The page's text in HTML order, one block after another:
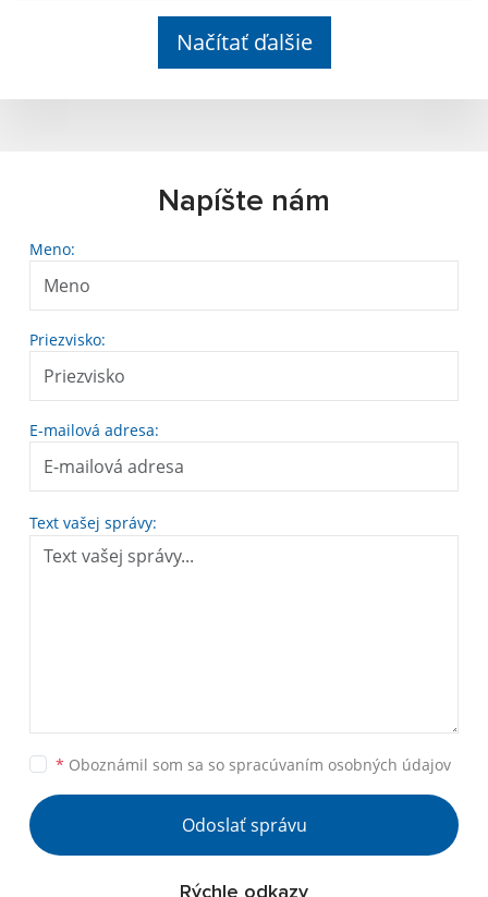
Načítať ďalšie
Napíšte nám
Meno:
Priezvisko:
E-mailová adresa:
Text vašej správy:
* Oboznámil som sa so spracúvaním osobných údajov
Odoslať správu